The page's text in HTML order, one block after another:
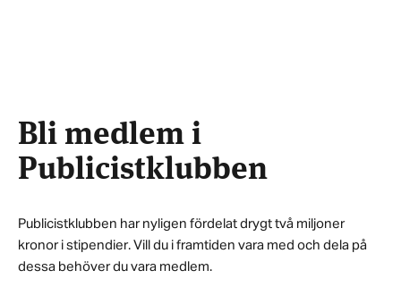
Bli medlem i
Publicistklubben
Publicistklubben har nyligen fördelat drygt två miljoner
kronor i stipendier. Vill du i framtiden vara med och dela på
dessa behöver du vara medlem.